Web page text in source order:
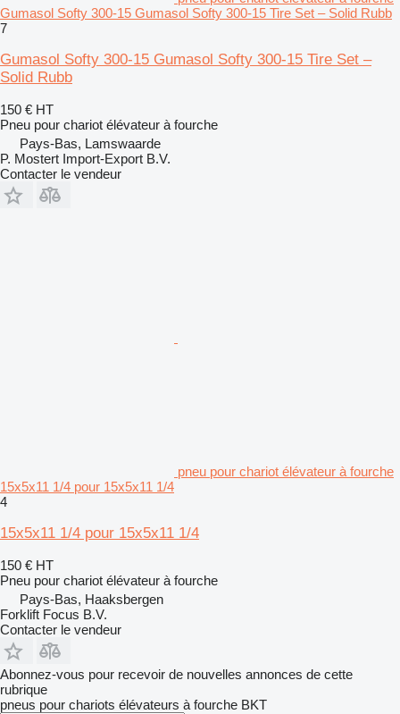
Gumasol Softy 300-15 Gumasol Softy 300-15 Tire Set – Solid Rubb
7
Gumasol Softy 300-15 Gumasol Softy 300-15 Tire Set –
Solid Rubb
150 € HT
Pneu pour chariot élévateur à fourche
Pays-Bas, Lamswaarde
P. Mostert Import-Export B.V.
Contacter le vendeur
pneu pour chariot élévateur à fourche
15x5x11 1/4 pour 15x5x11 1/4
4
15x5x11 1/4 pour 15x5x11 1/4
150 € HT
Pneu pour chariot élévateur à fourche
Pays-Bas, Haaksbergen
Forklift Focus B.V.
Contacter le vendeur
Abonnez-vous pour recevoir de nouvelles annonces de cette
rubrique
pneus pour chariots élévateurs à fourche BKT